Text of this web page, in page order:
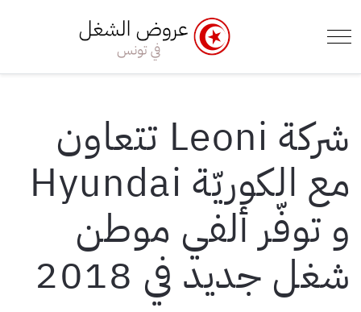
Mobile Menu Toggle
شركة Leoni تتعاون
مع الكوريّة Hyundai
و توفّر ألفي موطن
شغل جديد في 2018
Toggle